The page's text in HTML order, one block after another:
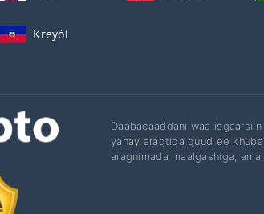
Kreyòl
Daabacaaddani waa
yahay aragtida guud ee
aragnimada maalgashiga,